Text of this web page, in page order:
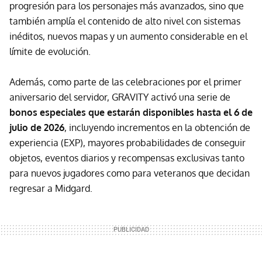
progresión para los personajes más avanzados, sino que
también amplía el contenido de alto nivel con sistemas
inéditos, nuevos mapas y un aumento considerable en el
límite de evolución.
Además, como parte de las celebraciones por el primer
aniversario del servidor, GRAVITY activó una serie de
bonos especiales que estarán disponibles hasta el 6 de
julio de 2026, incluyendo incrementos en la obtención de
experiencia (EXP), mayores probabilidades de conseguir
objetos, eventos diarios y recompensas exclusivas tanto
para nuevos jugadores como para veteranos que decidan
regresar a Midgard.